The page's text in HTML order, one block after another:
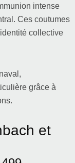
intense
Ces coutumes
collective
grâce à
et